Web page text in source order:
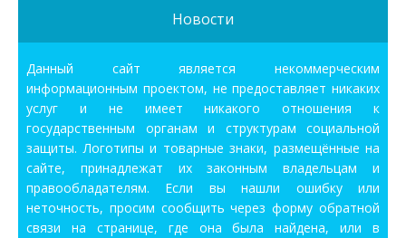
Новости
Данный сайт является некоммерческим
информационным проектом, не предоставляет никаких
услуг и не имеет никакого отношения к
государственным органам и структурам социальной
защиты. Логотипы и товарные знаки, размещённые на
сайте, принадлежат их законным владельцам и
правообладателям. Если вы нашли ошибку или
неточность, просим сообщить через форму обратной
связи на странице, где она была найдена, или в